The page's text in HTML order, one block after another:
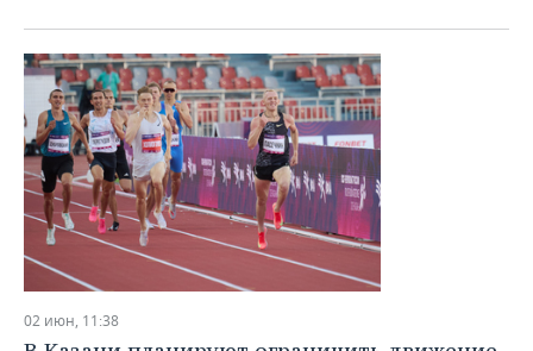
02 июн, 11:38